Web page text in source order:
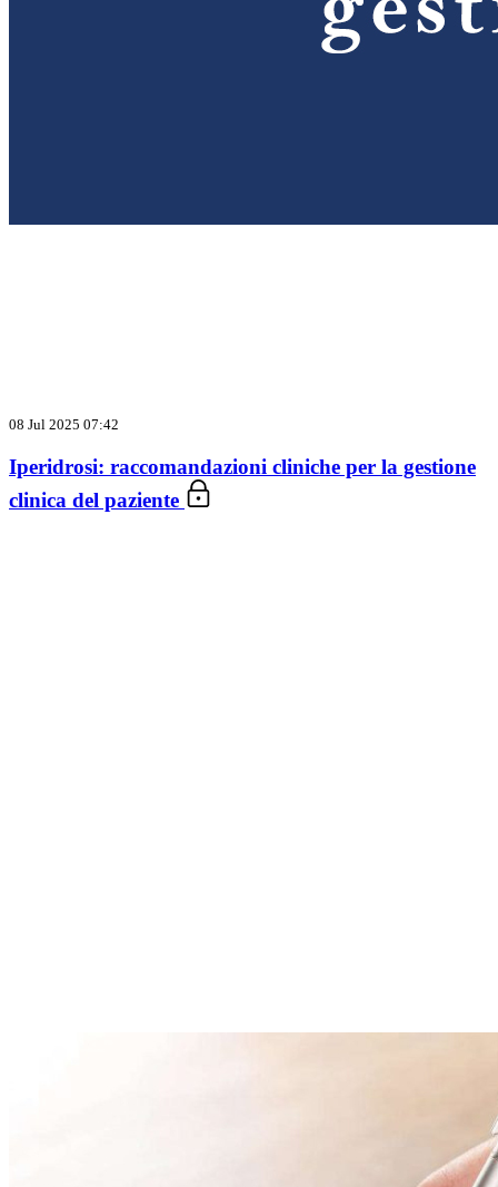
08 Jul 2025 07:42
Iperidrosi: raccomandazioni cliniche per la gestione
clinica del paziente